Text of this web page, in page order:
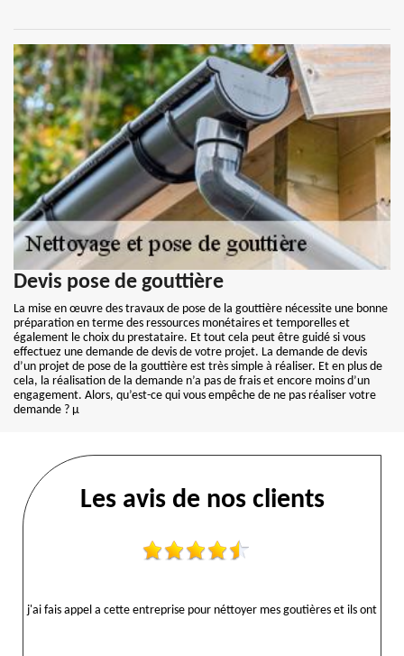
Devis pose de gouttière
La mise en œuvre des travaux de pose de la gouttière nécessite une bonne
préparation en terme des ressources monétaires et temporelles et
également le choix du prestataire. Et tout cela peut être guidé si vous
effectuez une demande de devis de votre projet. La demande de devis
d’un projet de pose de la gouttière est très simple à réaliser. Et en plus de
cela, la réalisation de la demande n’a pas de frais et encore moins d’un
engagement. Alors, qu’est-ce qui vous empêche de ne pas réaliser votre
demande ? µ
Les avis de nos clients
j'ai fais appel a cette entreprise pour néttoyer mes goutières et ils ont